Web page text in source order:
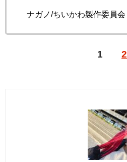
©ナガノ/ちいかわ製作委員会
1 2